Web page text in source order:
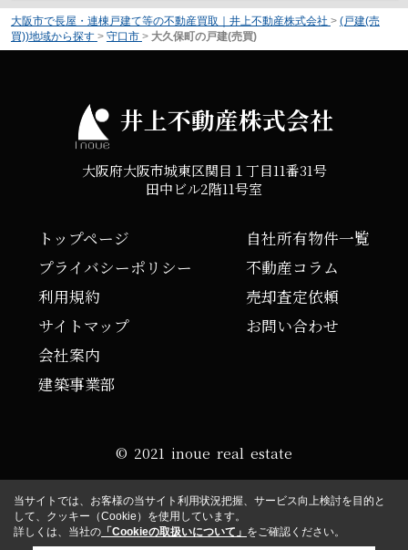
大阪市で長屋・連棟戸建て等の不動産買取｜井上不動産株式会社 > (戸建(売
買))地域から探す > 守口市 > 大久保町の戸建(売買)
井上不動産株式会社
大阪府大阪市城東区関目１丁目11番31号
田中ビル2階11号室
トップページ
プライバシーポリシー
利用規約
サイトマップ
会社案内
建築事業部
自社所有物件一覧
不動産コラム
売却査定依頼
お問い合わせ
© 2021 inoue real estate
当サイトでは、お客様の当サイト利用状況把握、サービス向上検討を目的と
して、クッキー（Cookie）を使用しています。
詳しくは、当社の 「Cookieの取扱いについて」 をご確認ください。